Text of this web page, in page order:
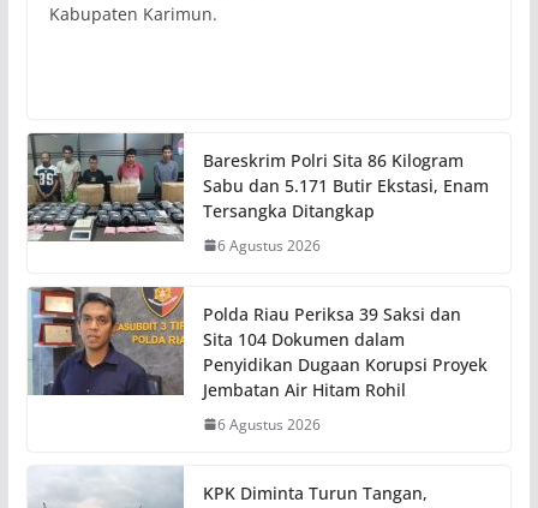
Kabupaten Karimun.
Bareskrim Polri Sita 86 Kilogram
Sabu dan 5.171 Butir Ekstasi, Enam
Tersangka Ditangkap
6 Agustus 2026
Polda Riau Periksa 39 Saksi dan
Sita 104 Dokumen dalam
Penyidikan Dugaan Korupsi Proyek
Jembatan Air Hitam Rohil
6 Agustus 2026
KPK Diminta Turun Tangan,